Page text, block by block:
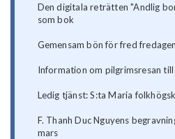
Den digitala reträtten "Andlig
som bok
Gemensam bön för fred
Information om pilgrimsresan
Ledig tjänst: S:ta Maria
F. Thanh Duc Nguyens
mars